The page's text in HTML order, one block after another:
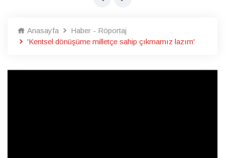
Anasayfa
Haber - Röportaj
'Kentsel dönüşüme milletçe sahip çıkmamız lazım'